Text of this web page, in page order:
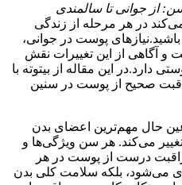
از جوانی تا سالمندی
در هر مرحله از زندگی
پوست در جوانی،
و آگاهی از این تغییرات نقش
دارد.در این مقاله از بیتوته با
صحیح از پوست در سنین
حال مهم‌ترین اعضای بدن
می‌کند. هر سن ویژگی‌ها و
درست از پوست در هر
می‌شود، بلکه سلامت کلی بدن